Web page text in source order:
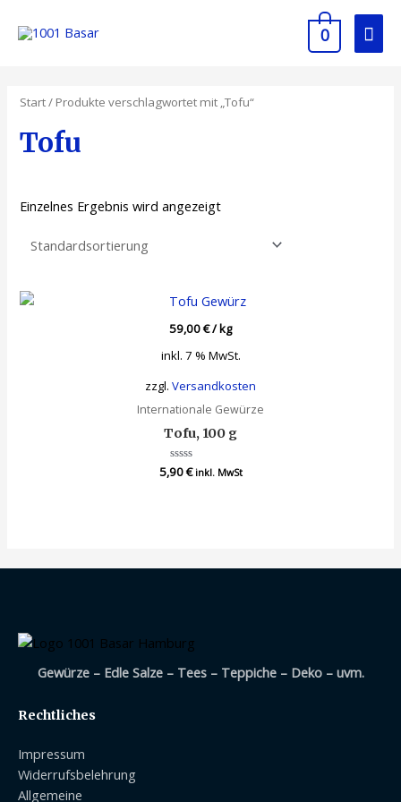
Inhalt
0
Start/ Produkte verschlagwortet mit „Tofu“
Tofu
Einzelnes Ergebnis wird angezeigt
59,00€/kg
inkl. 7 % MwSt.
zzgl. Versandkosten
Internationale Gewürze
Tofu, 100 g
Bewertet
5,90€ inkl. MwSt
Gewürze – Edle Salze – Tees – Teppiche – Deko – uvm.
Rechtliches
Impressum
Widerrufsbelehrung
Allgemeine